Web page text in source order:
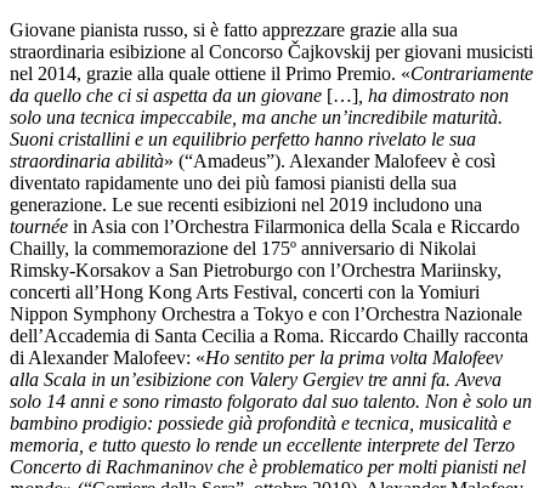
Giovane pianista russo, si è fatto apprezzare grazie alla sua
straordinaria esibizione al Concorso Čajkovskij per giovani musicisti
nel 2014, grazie alla quale ottiene il Primo Premio. «Contrariamente
da quello che ci si aspetta da un giovane […] , ha dimostrato non
solo una tecnica impeccabile, ma anche un’incredibile maturità.
Suoni cristallini e un equilibrio perfetto hanno rivelato le sua
straordinaria abilità» (“Amadeus”). Alexander Malofeev è così
diventato rapidamente uno dei più famosi pianisti della sua
generazione. Le sue recenti esibizioni nel 2019 includono una
tournée in Asia con l’Orchestra Filarmonica della Scala e Riccardo
Chailly, la commemorazione del 175º anniversario di Nikolai
Rimsky-Korsakov a San Pietroburgo con l’Orchestra Mariinsky,
concerti all’Hong Kong Arts Festival, concerti con la Yomiuri
Nippon Symphony Orchestra a Tokyo e con l’Orchestra Nazionale
dell’Accademia di Santa Cecilia a Roma. Riccardo Chailly racconta
di Alexander Malofeev: «Ho sentito per la prima volta Malofeev
alla Scala in un’esibizione con Valery Gergiev tre anni fa. Aveva
solo 14 anni e sono rimasto folgorato dal suo talento. Non è solo un
bambino prodigio: possiede già profondità e tecnica, musicalità e
memoria, e tutto questo lo rende un eccellente interprete del Terzo
Concerto di Rachmaninov che è problematico per molti pianisti nel